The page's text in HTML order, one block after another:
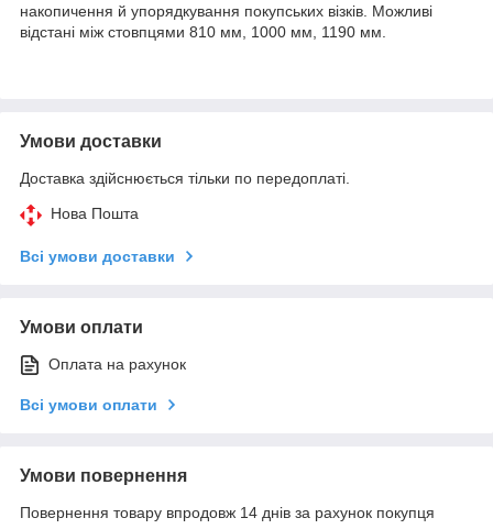
накопичення й упорядкування покупських візків. Можливі
відстані між стовпцями 810 мм, 1000 мм, 1190 мм.
Умови доставки
Доставка здійснюється тільки по передоплаті.
Нова Пошта
Всі умови доставки
Умови оплати
Оплата на рахунок
Всі умови оплати
Умови повернення
Повернення товару впродовж 14 днів за рахунок покупця